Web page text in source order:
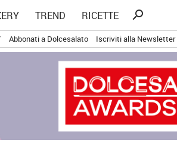
TREND RICETTE
Ricerca
search
Abbonati a Dolcesalato Iscriviti alla Newsletter